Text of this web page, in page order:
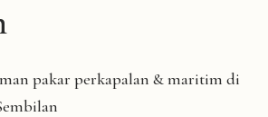
pakar perkapalan & maritim di